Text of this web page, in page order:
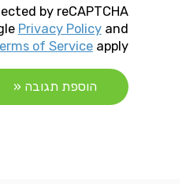
by reCAPTCHA
Privacy Policyand
of Serviceapply.